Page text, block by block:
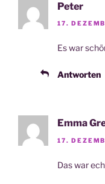
Peter
17.
Es war
Antworten
Emma
17.
Das war